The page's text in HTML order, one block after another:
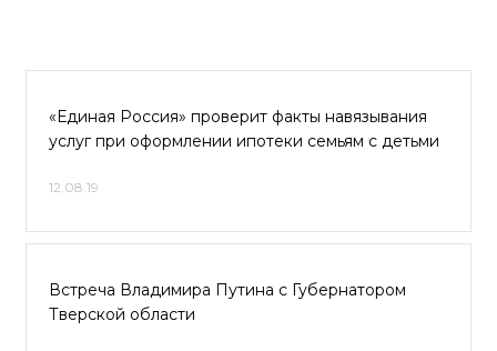
«Единая Россия» проверит факты навязывания
услуг при оформлении ипотеки семьям с детьми
12.08.19
Встреча Владимира Путина с Губернатором
Тверской области